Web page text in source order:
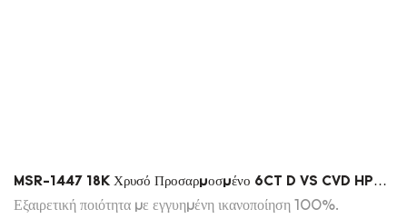
MSR-1447 18K Χρυσό Προσαρμοσμένο 6CT D VS CVD HPHT
Oval Lab Diamond Butterfly Ring Jewellry
Εξαιρετική ποιότητα με εγγυημένη ικανοποίηση 100%.